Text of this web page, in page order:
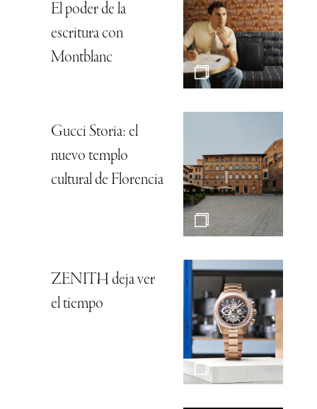
El poder de la
escritura con
Montblanc
Gucci Storia: el
nuevo templo
cultural de Florencia
ZENITH deja ver
el tiempo